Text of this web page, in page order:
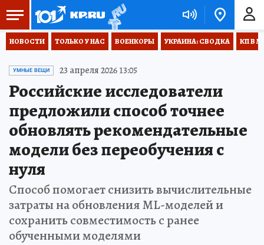
НОВОСТИ ТОЛЬКО У НАС ВОЕНКОРЫ УКРАИНА: СВОДКА КП В
УМНЫЕ ВЕЩИ 23 апреля 2026 13:05
Российские исследователи
предложили способ точнее
обновлять рекомендательные
модели без переобучения с
нуля
Способ помогает снизить вычислительные
затраты на обновления ML-моделей и
сохранить совместимость с ранее
обученными моделями